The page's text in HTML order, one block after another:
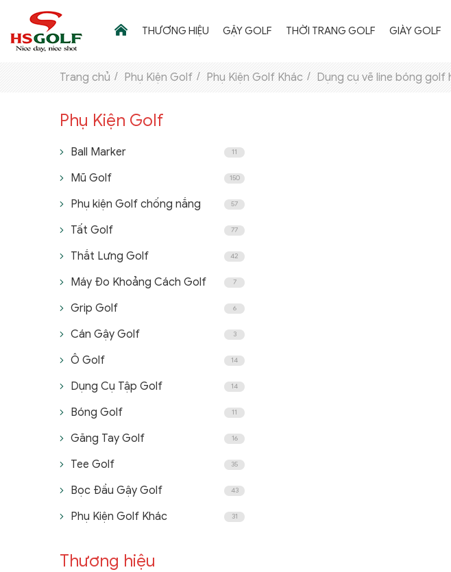
THƯƠNG HIỆU
GẬY GOLF
THỜI TRANG GOLF
GIÀY GOLF
THƯƠNG HIỆU GẬY GOLF THỜI TRANG GOLF GIÀY GOLF
Trang chủ Phụ Kiện Golf Phụ Kiện Golf Khác Dụng cụ vẽ line bóng golf
Phụ Kiện Golf
Ball Marker 11
Mũ Golf 150
Phụ kiện Golf chống nắng 57
Tất Golf 77
Thắt Lưng Golf 42
Máy Đo Khoảng Cách Golf 7
Grip Golf 6
Cán Gậy Golf 3
Ô Golf 14
Dụng Cụ Tập Golf 14
Bóng Golf 11
Găng Tay Golf 16
Tee Golf 35
Bọc Đầu Gậy Golf 43
Phụ Kiện Golf Khác 31
Thương hiệu